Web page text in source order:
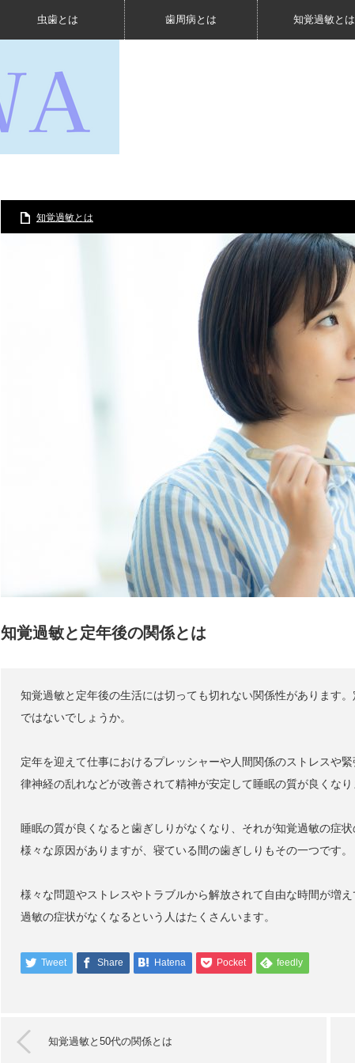
虫歯とは 歯周病とは 知覚過敏とは
知覚過敏とは
知覚過敏と定年後の関係とは
知覚過敏と定年後の生活には切っても切れない関係性があります
ではないでしょうか。
定年を迎えて仕事におけるプレッシャーや人間関係のストレスや
律神経の乱れなどが改善されて精神が安定して睡眠の質が良くなり
睡眠の質が良くなると歯ぎしりがなくなり、それが知覚過敏の症
様々な原因がありますが、寝ている間の歯ぎしりもその一つです。
様々な問題やストレスやトラブルから解放されて自由な時間が増
過敏の症状がなくなるという人はたくさんいます。
Tweet Share Hatena Pocket feedly
知覚過敏と50代の関係とは